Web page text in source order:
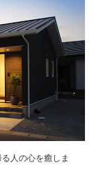
人の心を癒しま